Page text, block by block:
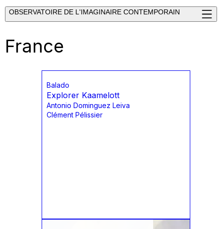
OBSERVATOIRE DE L'IMAGINAIRE CONTEMPORAIN
France
Balado
Explorer Kaamelott
Antonio Dominguez Leiva
Clément Pélissier